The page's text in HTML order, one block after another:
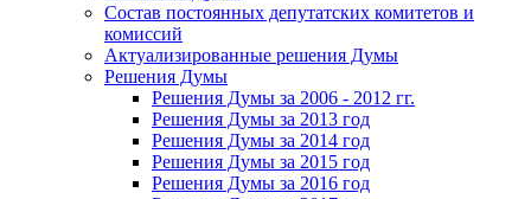
Состав постоянных депутатских комитетов и
комиссий
Актуализированные решения Думы
Решения Думы
Решения Думы за 2006 - 2012 гг.
Решения Думы за 2013 год
Решения Думы за 2014 год
Решения Думы за 2015 год
Решения Думы за 2016 год